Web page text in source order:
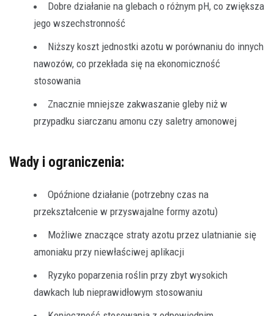
Dobre działanie na glebach o różnym pH, co zwiększa
jego wszechstronność
Niższy koszt jednostki azotu w porównaniu do innych
nawozów, co przekłada się na ekonomiczność
stosowania
Znacznie mniejsze zakwaszanie gleby niż w
przypadku siarczanu amonu czy saletry amonowej
Wady i ograniczenia:
Opóźnione działanie (potrzebny czas na
przekształcenie w przyswajalne formy azotu)
Możliwe znaczące straty azotu przez ulatnianie się
amoniaku przy niewłaściwej aplikacji
Ryzyko poparzenia roślin przy zbyt wysokich
dawkach lub nieprawidłowym stosowaniu